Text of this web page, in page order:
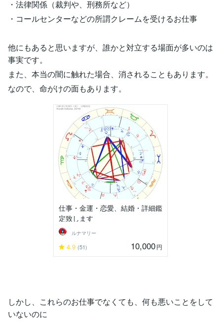
・法律関係（裁判や、刑務所など）
・コールセンターなどの所謂クレームを受けるお仕事
他にもあると思いますが、誰かと対立する場面が多いのは
事実です。
また、本当の闇に触れた場合、消されることもあります。
なので、命がけの面もあります。
仕事・金運・恋愛、結婚・詳細鑑
定致します
ルナマリー
4.9 (51) 10,000円
しかし、これらのお仕事でなくても、何も悪いことをして
いないのに